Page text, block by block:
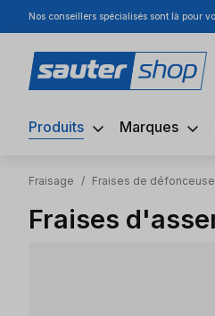
au contenu principal
Passer à la recherche
Passer à la navigation
Nos conseillers spécialisés sont là pour
Produits Marques
Fraisage / Fraises de
Fraises